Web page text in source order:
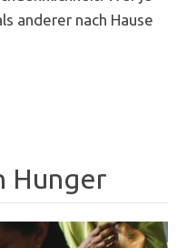
anderer nach Hause
Hunger